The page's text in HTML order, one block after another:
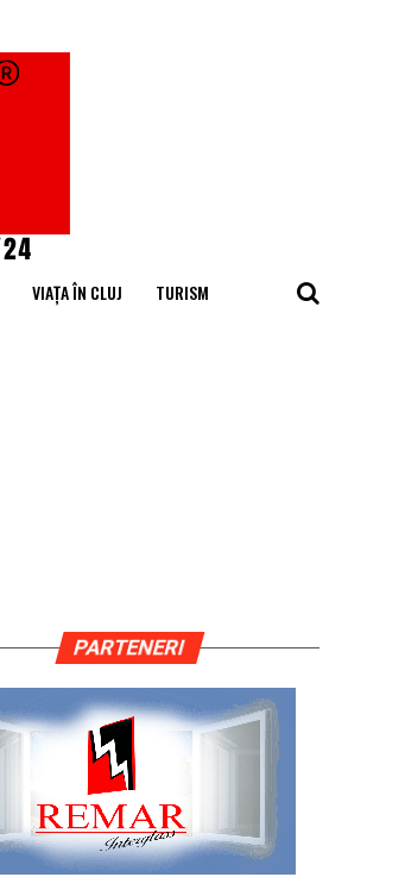
VIAȚA ÎN CLUJ TURISM
PARTENERI